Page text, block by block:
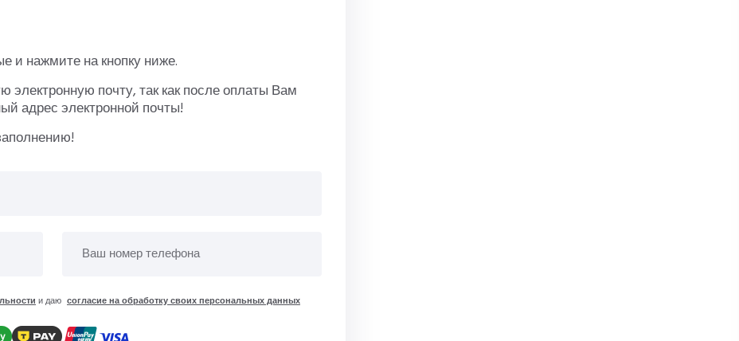
и нажмите на кнопку ниже.
почту, так как после оплаты Вам
адрес электронной почты!
и даю согласие на обработку своих персональных данных